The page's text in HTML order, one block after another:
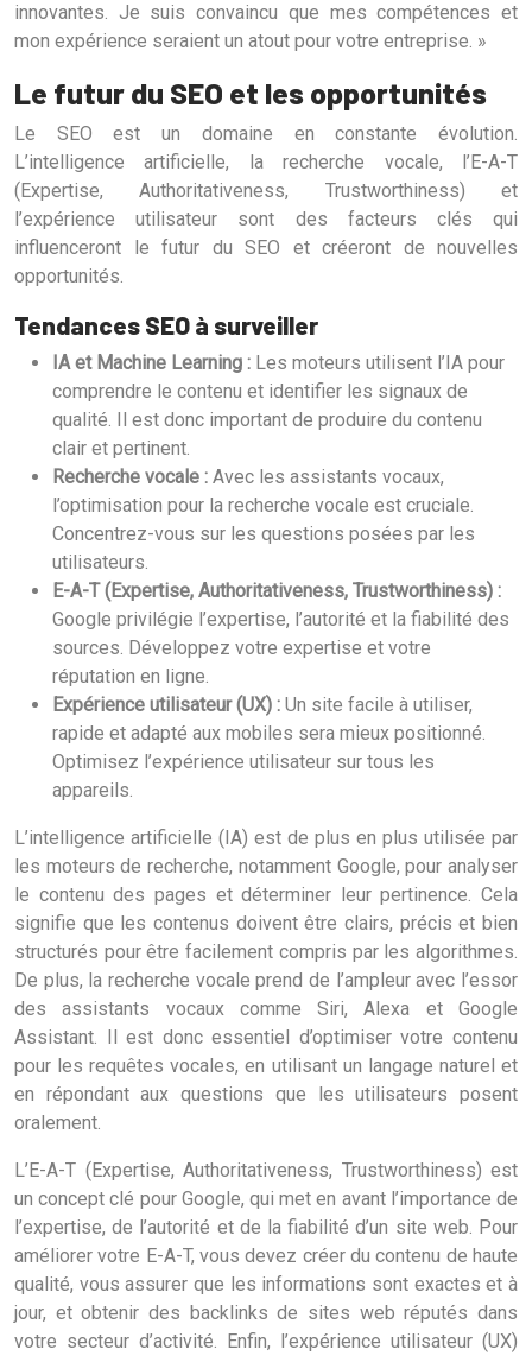
innovantes. Je suis convaincu que mes compétences et
mon expérience seraient un atout pour votre entreprise. »
Le futur du SEO et les opportunités
Le SEO est un domaine en constante évolution.
L’intelligence artificielle, la recherche vocale, l’E-A-T
(Expertise, Authoritativeness, Trustworthiness) et
l’expérience utilisateur sont des facteurs clés qui
influenceront le futur du SEO et créeront de nouvelles
opportunités.
Tendances SEO à surveiller
IA et Machine Learning : Les moteurs utilisent l’IA pour
comprendre le contenu et identifier les signaux de
qualité. Il est donc important de produire du contenu
clair et pertinent.
Recherche vocale : Avec les assistants vocaux,
l’optimisation pour la recherche vocale est cruciale.
Concentrez-vous sur les questions posées par les
utilisateurs.
E-A-T (Expertise, Authoritativeness, Trustworthiness) :
Google privilégie l’expertise, l’autorité et la fiabilité des
sources. Développez votre expertise et votre
réputation en ligne.
Expérience utilisateur (UX) : Un site facile à utiliser,
rapide et adapté aux mobiles sera mieux positionné.
Optimisez l’expérience utilisateur sur tous les
appareils.
L’intelligence artificielle (IA) est de plus en plus utilisée par
les moteurs de recherche, notamment Google, pour analyser
le contenu des pages et déterminer leur pertinence. Cela
signifie que les contenus doivent être clairs, précis et bien
structurés pour être facilement compris par les algorithmes.
De plus, la recherche vocale prend de l’ampleur avec l’essor
des assistants vocaux comme Siri, Alexa et Google
Assistant. Il est donc essentiel d’optimiser votre contenu
pour les requêtes vocales, en utilisant un langage naturel et
en répondant aux questions que les utilisateurs posent
oralement.
L’E-A-T (Expertise, Authoritativeness, Trustworthiness) est
un concept clé pour Google, qui met en avant l’importance de
l’expertise, de l’autorité et de la fiabilité d’un site web. Pour
améliorer votre E-A-T, vous devez créer du contenu de haute
qualité, vous assurer que les informations sont exactes et à
jour, et obtenir des backlinks de sites web réputés dans
votre secteur d’activité. Enfin, l’expérience utilisateur (UX)